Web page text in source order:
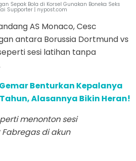
Sepak Bola di Korsel Gunakan Boneka Seks
Supporter | nypost.com
AS Monaco, Cesc
antara Borussia Dortmund vs
sesi latihan tanpa
Benturkan Kepalanya
Alasannya Bikin Heran!
menonton sesi
di akun